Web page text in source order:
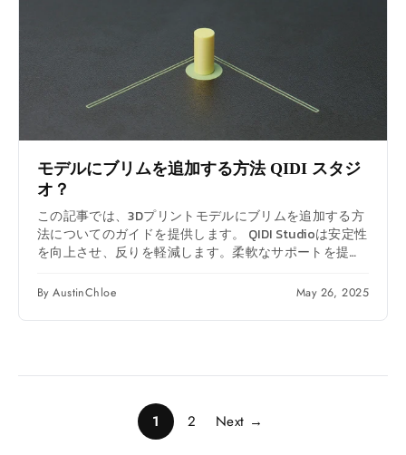
モデルにブリムを追加する方法 QIDI スタジ
オ？
この記事では、3Dプリントモデルにブリムを追加する方
法についてのガイドを提供します。 QIDI Studioは安定性
を向上させ、反りを軽減します。柔軟なサポートを提供
し、より高精度なプリントを実現します。
By AustinChloe May 26, 2025
1 2 Next →